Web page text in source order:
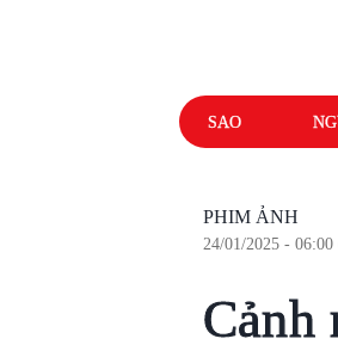
SAO
PHIM ẢNH
24/01/2025 -
Cảnh